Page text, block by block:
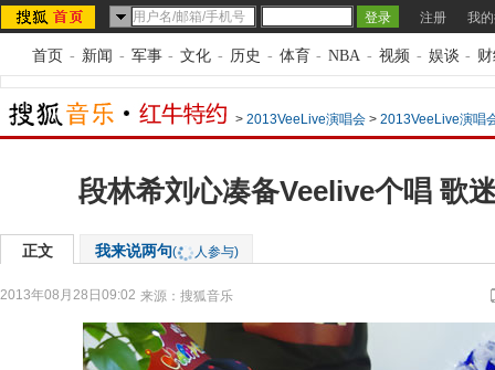
注册 我
首页 - 新闻 - 军事 - 文化 - 历史 - 体育 - NBA - 视频 - 娱谈 -
> 2013VeeLive演唱会 > 2013VeeLive演唱
段林希刘心凑备Veelive个唱 歌
正文 我来说两句( 人参与)
2013年08月28日09:02 来源： 搜狐音乐